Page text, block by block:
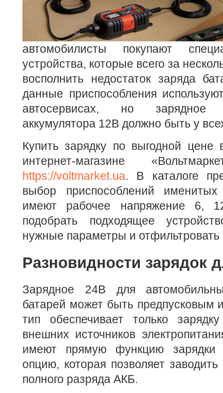
автомобилисты покупают
устройства, которые всего за
восполнить недостаток заряда
данные приспособления
автосервисах, но зарядное
аккумулятора 12В должно быть у
Купить зарядку по выгодной
интернет-магазине
https://voltmarket.ua. В каталоге
выбор приспособлений
имеют рабочее напряжение
подобрать подходящее
нужные параметры и отфильтровать
Разновидности зарядок
Зарядное 24В для
батарей может быть предпусковым
тип обеспечивает только
внешних источников
имеют прямую функцию зарядки
опцию, которая позволяет
полного разряда АКБ.